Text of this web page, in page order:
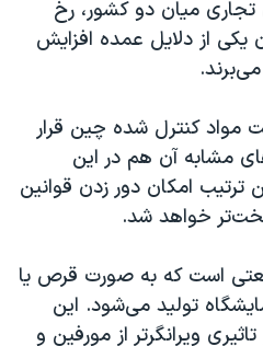
ایران
صلح
«سی‌پک»
میان دو کشور، رخ
یکی از دلایل عمده افزایش
مواد کنترل شده چین قرار
مشابه آن هم در این
ترتیب امکان دور زدن قوانین
خواهد شد.
است که به صورت قرص یا
تولید می‌شود. این
ویرانگرتر از مورفین و